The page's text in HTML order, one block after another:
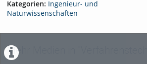
Kategorien: Ingenieur- und
Naturwissenschaften
Mehr Medien in